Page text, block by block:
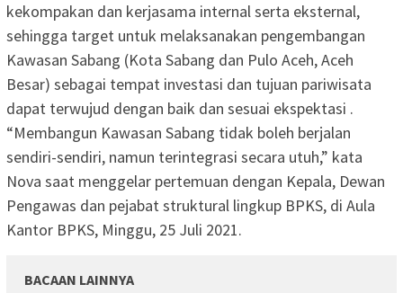
kekompakan dan kerjasama internal serta eksternal,
sehingga target untuk melaksanakan pengembangan
Kawasan Sabang (Kota Sabang dan Pulo Aceh, Aceh
Besar) sebagai tempat investasi dan tujuan pariwisata
dapat terwujud dengan baik dan sesuai ekspektasi .
“Membangun Kawasan Sabang tidak boleh berjalan
sendiri-sendiri, namun terintegrasi secara utuh,” kata
Nova saat menggelar pertemuan dengan Kepala, Dewan
Pengawas dan pejabat struktural lingkup BPKS, di Aula
Kantor BPKS, Minggu, 25 Juli 2021.
BACAAN LAINNYA